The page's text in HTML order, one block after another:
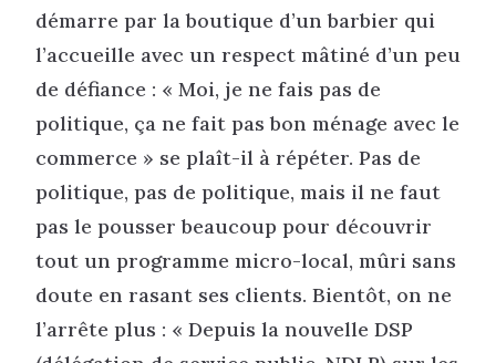
démarre par la boutique d’un barbier qui
l’accueille avec un respect mâtiné d’un peu
de défiance : « Moi, je ne fais pas de
politique, ça ne fait pas bon ménage avec le
commerce » se plaît-il à répéter. Pas de
politique, pas de politique, mais il ne faut
pas le pousser beaucoup pour découvrir
tout un programme micro-local, mûri sans
doute en rasant ses clients. Bientôt, on ne
l’arrête plus : « Depuis la nouvelle DSP